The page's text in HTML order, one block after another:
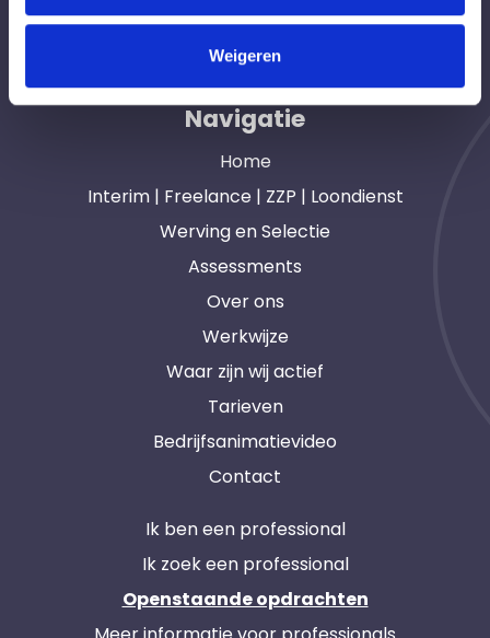
Weigeren
opdrachtgevers en interim, freelance en ZZP
professionals in heel Nederland. Ook loondienst.
Navigatie
Home
Interim | Freelance | ZZP | Loondienst
Werving en Selectie
Assessments
Over ons
Werkwijze
Waar zijn wij actief
Tarieven
Bedrijfsanimatievideo
Contact
Ik ben een professional
Ik zoek een professional
Openstaande opdrachten